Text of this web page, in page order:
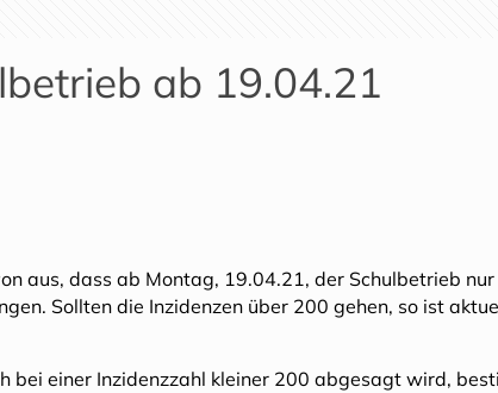
ab 19.04.21
aus, dass ab Montag, 19.04.21, der Schulbetrieb
Sollten die Inzidenzen über 200 gehen, so ist
bei einer Inzidenzzahl kleiner 200 abgesagt wird,